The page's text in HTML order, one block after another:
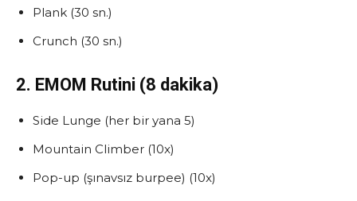
Plank (30 sn.)
Crunch (30 sn.)
2. EMOM Rutini (8 dakika)
Side Lunge (her bir yana 5)
Mountain Climber (10x)
Pop-up (şınavsız burpee) (10x)